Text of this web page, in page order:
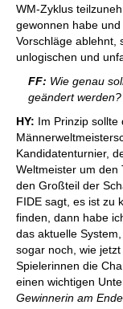
WM-Zyklus
gewonnen habe
Vorschläge ablehnt,
unlogischen und
FF: Wie genau
geändert werden?
HY: Im Prinzip
Kandidatenturnier,
Weltmeister um den
den Großteil der
FIDE sagt, es ist zu
finden, dann habe
das aktuelle
sogar noch, wie
Spielerinnen die
einen wichtigen
Gewinnerin am